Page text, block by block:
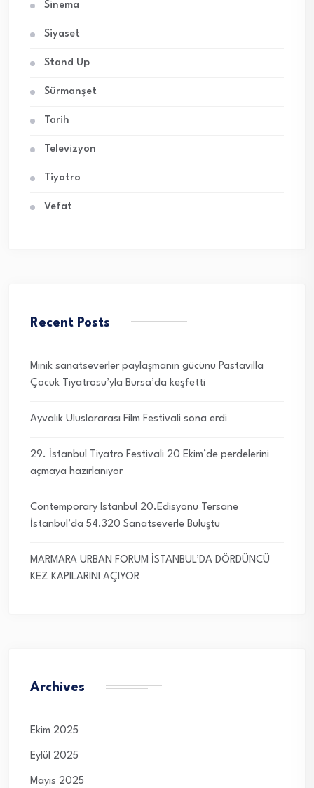
Sinema
Siyaset
Stand Up
Sürmanşet
Tarih
Televizyon
Tiyatro
Vefat
Recent Posts
Minik sanatseverler paylaşmanın gücünü Pastavilla
Çocuk Tiyatrosu’yla Bursa’da keşfetti
Ayvalık Uluslararası Film Festivali sona erdi
29. İstanbul Tiyatro Festivali 20 Ekim’de perdelerini
açmaya hazırlanıyor
Contemporary Istanbul 20.Edisyonu Tersane
İstanbul’da 54.320 Sanatseverle Buluştu
MARMARA URBAN FORUM İSTANBUL’DA DÖRDÜNCÜ
KEZ KAPILARINI AÇIYOR
Archives
Ekim 2025
Eylül 2025
Mayıs 2025